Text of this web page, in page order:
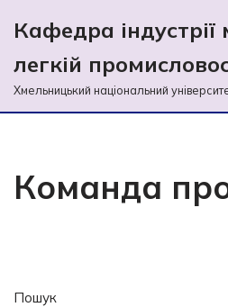
Перейти
до
вмісту
Кафедра індустрії
легкій
Хмельницький національний
Команда
Пошук